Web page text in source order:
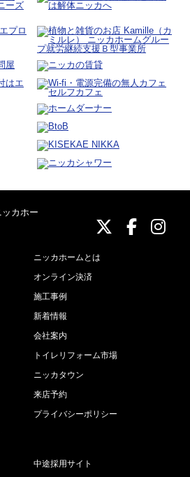
ニッカ
ニッニ
ニッカホームとは
オンライン決済
施工事例
新着情報
会社案内
トイレリフォーム市場
ニッカタウン
来店予約
プライバシーポリシー
中途採用サイト